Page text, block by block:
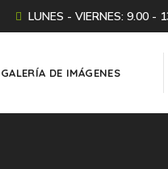
LUNES - VIERNES: 9.00 -
GALERÍA DE IMÁGENES